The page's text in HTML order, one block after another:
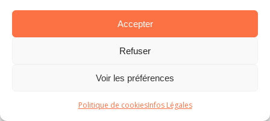
Accepter
Refuser
Voir les préférences
Politique de cookiesInfos Légales
fonctionnent avec des rayons rétro réfléchissants qui se